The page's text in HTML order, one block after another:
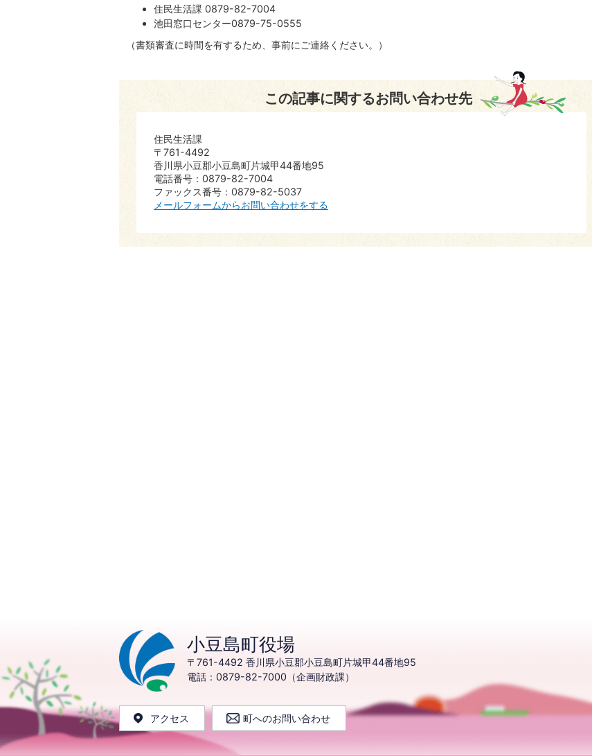
住民生活課 0879-82-7004
池田窓口センター0879-75-0555
（書類審査に時間を有するため、事前にご連絡ください。）
この記事に関するお問い合わせ先
住民生活課
〒761-4492
香川県小豆郡小豆島町片城甲44番地95
電話番号：0879-82-7004
ファックス番号：0879-82-5037
メールフォームからお問い合わせをする
小豆島町役場
〒761-4492 香川県小豆郡小豆島町片城甲44番地95
電話：0879-82-7000（企画財政課）
アクセス 町へのお問い合わせ